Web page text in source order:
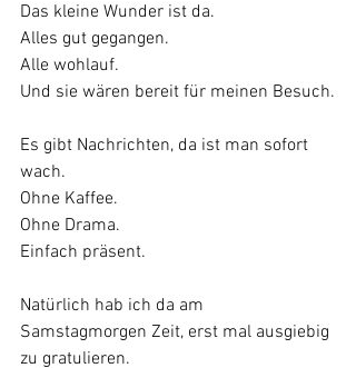
Das kleine Wunder ist da.
Alles gut gegangen.
Alle wohlauf.
Und sie wären bereit für meinen Besuch.
Es gibt Nachrichten, da ist man sofort
wach.
Ohne Kaffee.
Ohne Drama.
Einfach präsent.
Natürlich hab ich da am
Samstagmorgen Zeit, erst mal ausgiebig
zu gratulieren.